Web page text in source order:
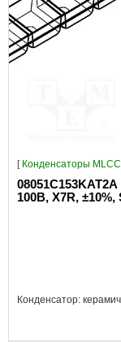
[ Конденсаторы
100В, X7R, ±10%,
Конденсатор: